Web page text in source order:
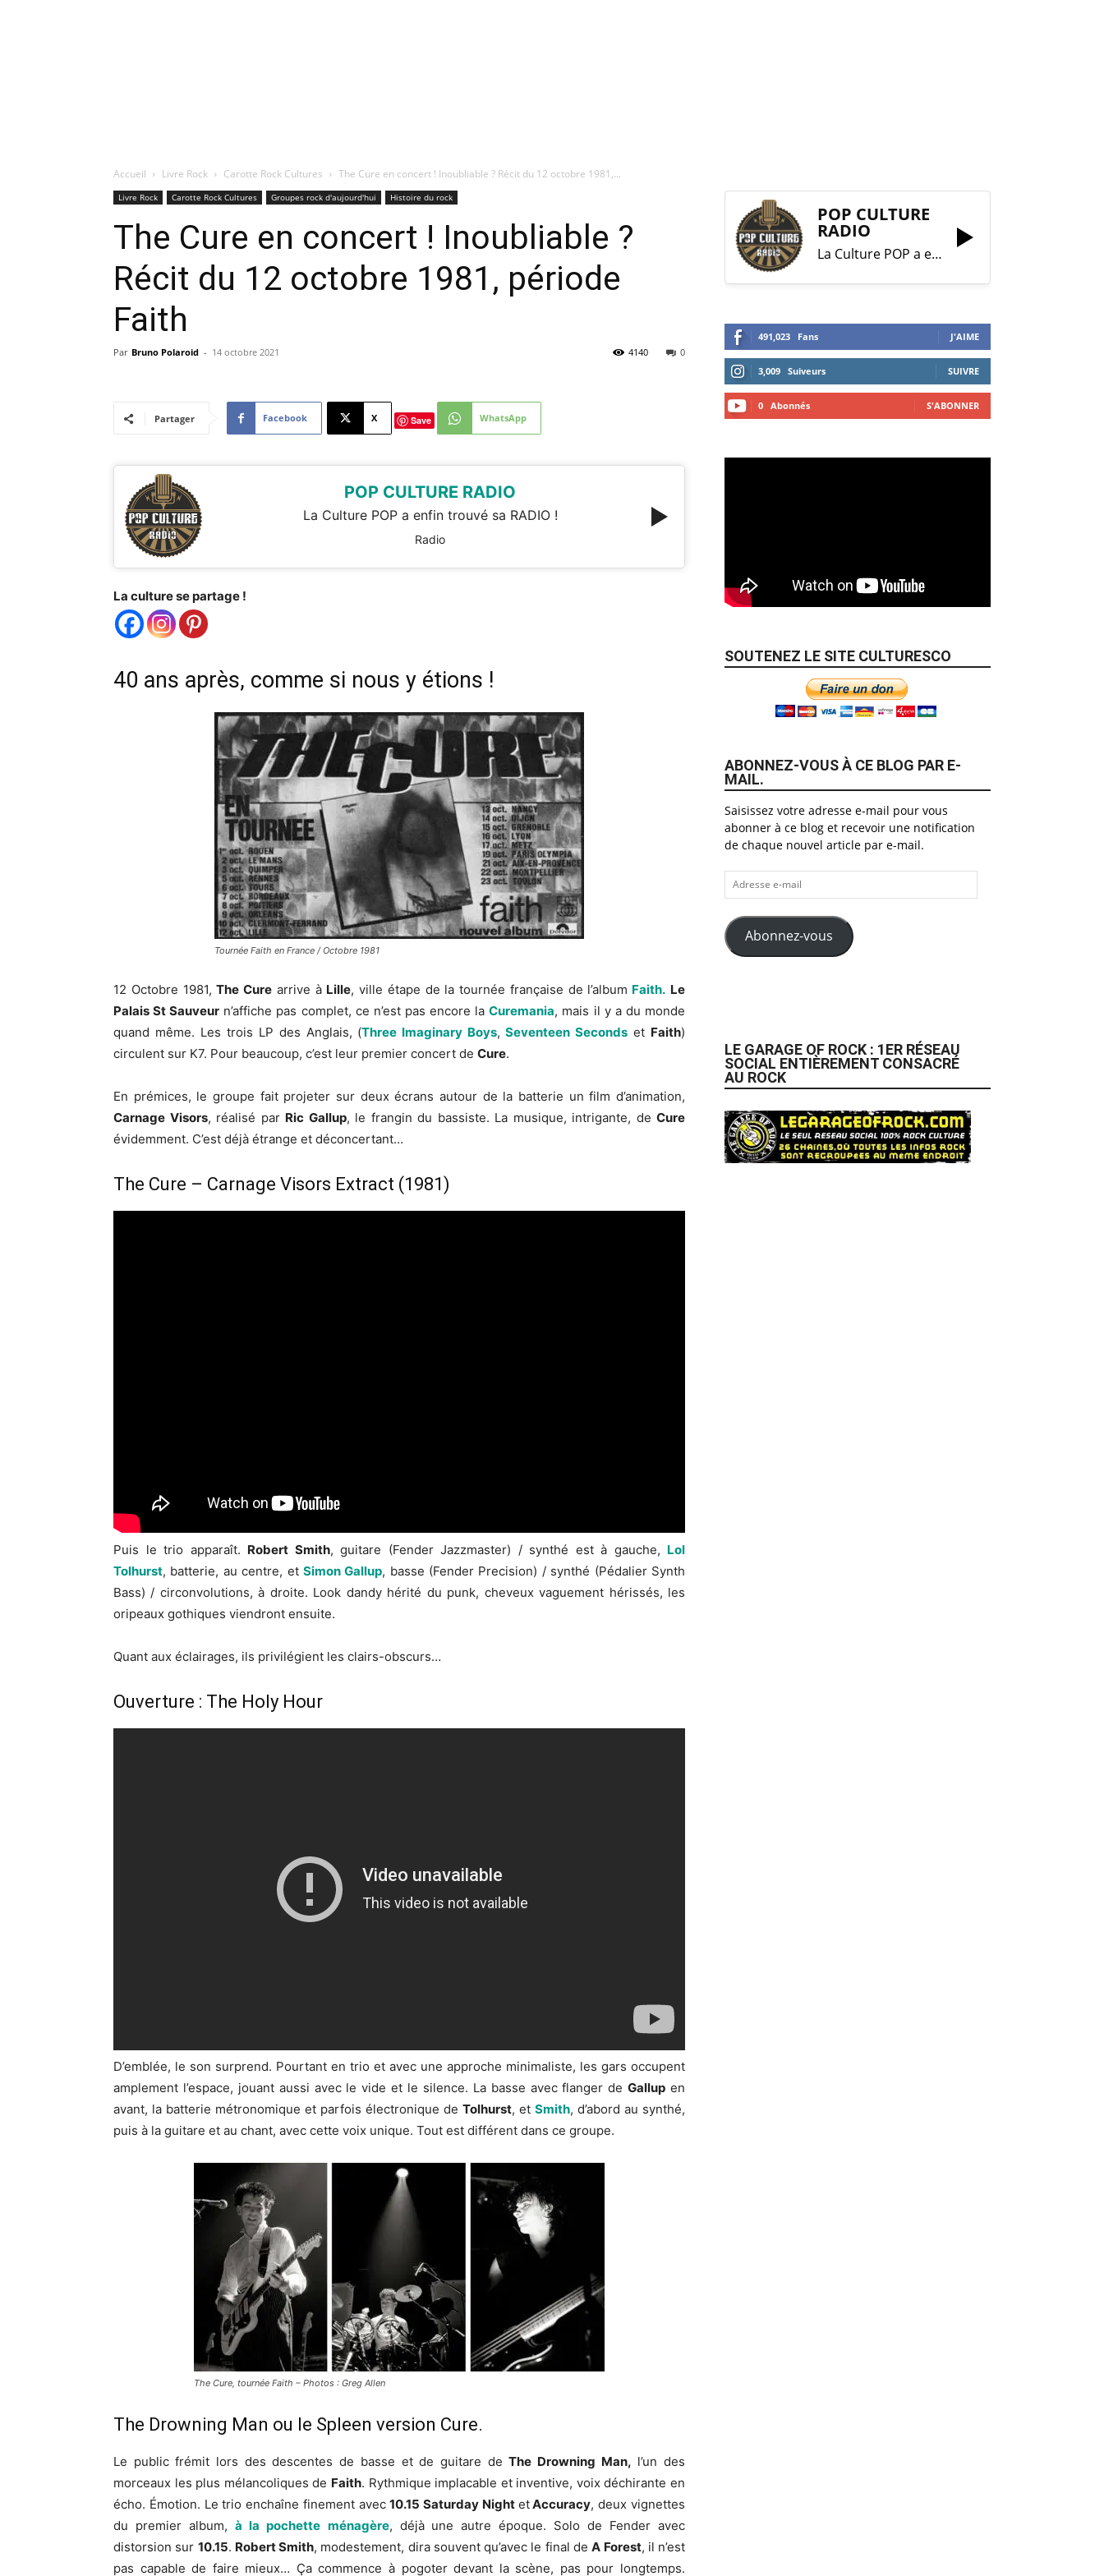
Accueil Livre Rock Carotte Rock Cultures The Cure en concert ! Inoubliable ? Récit du 12 octobre 1981,...
Livre Rock Carotte Rock Cultures Groupes rock d'aujourd'hui Histoire du rock
The Cure en concert ! Inoubliable ?
Récit du 12 octobre 1981, période
Faith
Par Bruno Polaroid - 14 octobre 2021 0
4140
Partager Facebook X Save WhatsApp
POP CULTURE RADIO
La Culture POP a enfin trouvé sa RADIO !
Radio
La culture se partage !
40 ans après, comme si nous y étions !
Tournée Faith en France / Octobre 1981
12 Octobre 1981,The Cure arrive à Lille, ville étape de la tournée française de l’album Faith. Le
Palais St Sauveur n’affiche pas complet, ce n’est pas encore laCuremania, mais il y a du monde
quand même. Les trois LP des Anglais, (Three Imaginary Boys, Seventeen Seconds et Faith)
circulent sur K7. Pour beaucoup, c’est leur premier concert de Cure.
En prémices, le groupe fait projeter sur deux écrans autour de la batterie un film d’animation,
Carnage Visors, réalisé par Ric Gallup, le frangin du bassiste. La musique, intrigante, de Cure
évidemment. C’est déjà étrange et déconcertant…
The Cure – Carnage Visors Extract (1981)
Puis le trio apparaît. Robert Smith, guitare (Fender Jazzmaster) / synthé est à gauche, Lol
Tolhurst, batterie, au centre, et Simon Gallup, basse (Fender Precision) / synthé (Pédalier Synth
Bass) / circonvolutions, à droite. Look dandy hérité du punk, cheveux vaguement hérissés, les
oripeaux gothiques viendront ensuite.
Quant aux éclairages, ils privilégient les clairs-obscurs…
Ouverture : The Holy Hour
D’emblée, le son surprend. Pourtant en trio et avec une approche minimaliste, les gars occupent
amplement l’espace, jouant aussi avec le vide et le silence. La basse avec flanger deGallup en
avant, la batterie métronomique et parfois électronique de Tolhurst, et Smith, d’abord au synthé,
puis à la guitare et au chant, avec cette voix unique. Tout est différent dans ce groupe.
The Cure, tournée Faith – Photos : Greg Allen
The Drowning Man ou le Spleen version Cure.
Le public frémit lors des descentes de basse et de guitare deThe Drowning Man, l’un des
morceaux les plus mélancoliques de Faith. Rythmique implacable et inventive, voix déchirante en
écho. Émotion. Le trio enchaîne finement avec10.15 Saturday Night etAccuracy, deux vignettes
du premier album, à la pochette ménagère, déjà une autre époque. Solo de Fender avec
distorsion sur 10.15. Robert Smith, modestement, dira souvent qu’avec le final deA Forest, il n’est
pas capable de faire mieux… Ça commence à pogoter devant la scène, pas pour longtemps.
POP CULTURE
RADIO
La Culture POP a enfin trouvé sa RADIO !
491,023 Fans J'AIME
3,009 Suiveurs SUIVRE
0 Abonnés S'ABONNER
SOUTENEZ LE SITE CULTURESCO
ABONNEZ-VOUS À CE BLOG PAR E-
MAIL.
Saisissez votre adresse e-mail pour vous
abonner à ce blog et recevoir une notification
de chaque nouvel article par e-mail.
Adresse
e-
mail
Abonnez-vous
LE GARAGE OF ROCK : 1ER RÉSEAU
SOCIAL ENTIÈREMENT CONSACRÉ
AU ROCK